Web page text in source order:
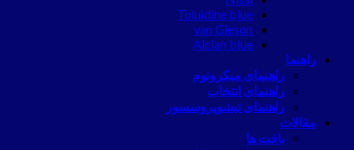
Toluidine blue
van Gieson
Alcian blue
راهنما
راهنمای میکروتوم
راهنمای انتخاب
راهنمای تیشوپروسسور
مقالات
بافت ها